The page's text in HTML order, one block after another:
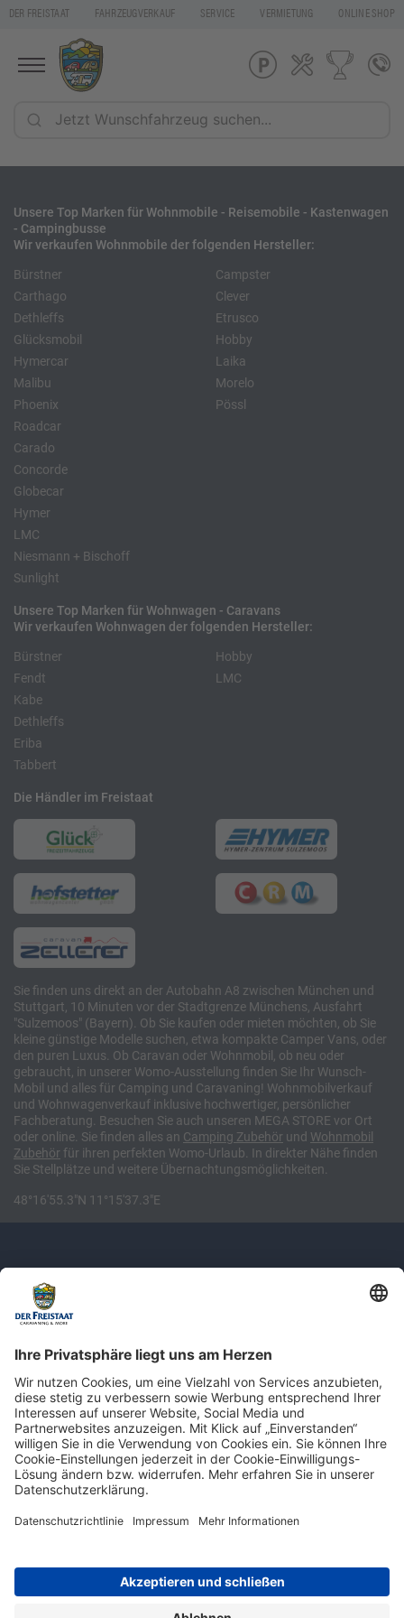
DER FREISTAAT FAHRZEUGVERKAUF SERVICE VERMIETUNG ONLINE SHOP
Unsere Top Marken für Wohnmobile - Reisemobile - Kastenwagen
- Campingbusse
Wir verkaufen Wohnmobile der folgenden Hersteller:
Bürstner
Carthago
Dethleffs
Glücksmobil
Hymercar
Malibu
Phoenix
Roadcar
Campster
Clever
Etrusco
Hobby
Laika
Morelo
Pössl
Carado
Concorde
Globecar
Hymer
LMC
Niesmann + Bischoff
Sunlight
Unsere Top Marken für Wohnwagen - Caravans
Wir verkaufen Wohnwagen der folgenden Hersteller:
Bürstner
Fendt
Kabe
Hobby
LMC
Dethleffs
Eriba
Tabbert
Die Händler im Freistaat
Sie finden uns direkt an der Autobahn A8 zwischen München und
Stuttgart, 10 Minuten vor der Stadtgrenze Münchens, Ausfahrt
"Sulzemoos" (Bayern). Ob Sie kaufen oder mieten möchten, ob Sie
kleine günstige Modelle suchen, etwa kompakte Camper Vans, oder
den puren Luxus. Ob Caravan oder Wohnmobil, ob neu oder
gebraucht, in unserer Womo-Ausstellung finden Sie Ihr Wunsch-
Mobil und alles für Camping und Caravaning! Wohnmobilverkauf
und Wohnwagenverkauf inklusive hochwertiger, persönlicher
Fachberatung. Besuchen Sie auch unseren MEGA STORE vor Ort
oder online. Sie finden alles an Camping Zubehör und Wohnmobil
Zubehör für ihren perfekten Womo-Urlaub. In direkter Nähe finden
Sie Stellplätze und weitere Übernachtungsmöglichkeiten.
48°16'55.3"N 11°15'37.3"E
Newsletter: Jetzt auf
shop.derfreistaat.de anmelden und
einen 5€ Gutschein für unseren Online-
Shop erhalten!*
Impressum Datenschutz Barrierefreiheit